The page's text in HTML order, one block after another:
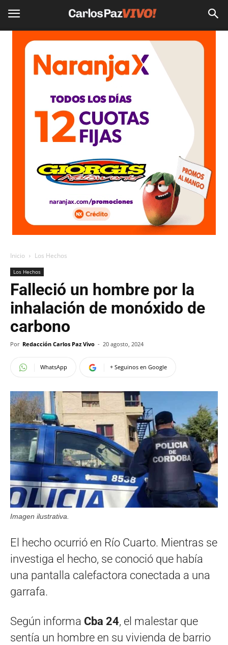
Inicio Los Hechos
Los Hechos
Falleció un hombre por la
inhalación de monóxido de
carbono
Por Redacción Carlos Paz Vivo - 20 agosto, 2024
WhatsApp + Seguinos en Google
Imagen ilustrativa.
El hecho ocurrió en Río Cuarto. Mientras se
investiga el hecho, se conoció que había
una pantalla calefactora conectada a una
garrafa.
Según informa Cba 24, el malestar que
sentía un hombre en su vivienda de barrio